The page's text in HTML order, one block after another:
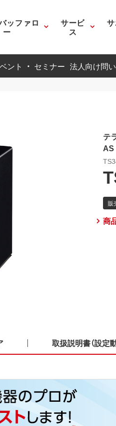
ッファロ
ー
サービ
ス
ント ・ セミナー 法人向け問
テ
AS
商
取扱説明書（設定動